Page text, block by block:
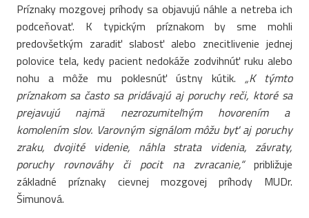
Príznaky mozgovej príhody sa objavujú náhle a netreba ich
podceňovať. K typickým príznakom by sme mohli
predovšetkým zaradiť slabosť alebo znecitlivenie jednej
polovice tela, kedy pacient nedokáže zodvihnúť ruku alebo
nohu a môže mu poklesnúť ústny kútik. „K týmto
príznakom sa často sa pridávajú aj poruchy reči, ktoré sa
prejavujú najmä nezrozumiteľným hovorením a
komolením slov. Varovným signálom môžu byť aj poruchy
zraku, dvojité videnie, náhla strata videnia, závraty,
poruchy rovnováhy či pocit na zvracanie,“približuje
základné príznaky cievnej mozgovej príhody MUDr.
Šimunová.